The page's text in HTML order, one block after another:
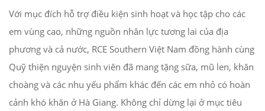
Với mục đích hỗ trợ điều kiện sinh hoạt và học tập cho các
em vùng cao, những nguồn nhân lực tương lai của địa
phương và cả nước, RCE Southern Việt Nam đồng hành cùng
Quỹ thiện nguyện sinh viên đã mang tặng sữa, mũ len, khăn
choàng và các nhu yếu phẩm khác đến các em nhỏ có hoàn
cảnh khó khăn ở Hà Giang. Không chỉ dừng lại ở mục tiêu